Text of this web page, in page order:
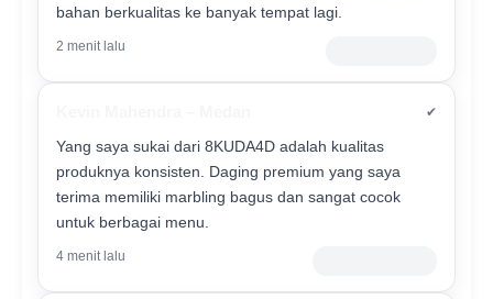
bahan berkualitas ke banyak tempat lagi.
2 menit lalu
✔
Yang saya sukai dari 8KUDA4D adalah kualitas
produknya konsisten. Daging premium yang saya
terima memiliki marbling bagus dan sangat cocok
untuk berbagai menu.
4 menit lalu